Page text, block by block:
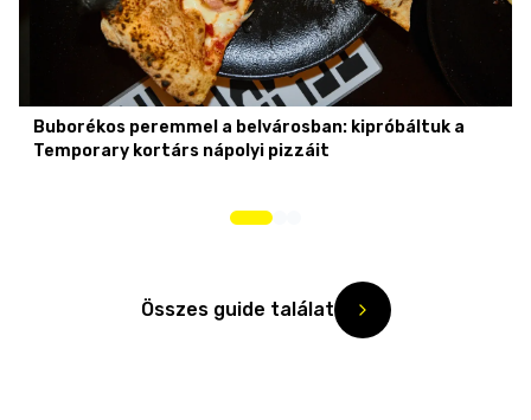
Buborékos peremmel a belvárosban: kipróbáltuk a
Temporary kortárs nápolyi pizzáit
Összes guide találat